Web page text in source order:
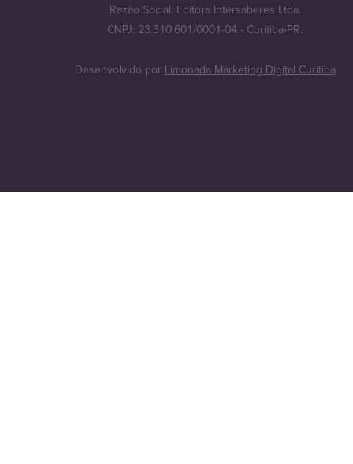
Razão Social: Editora Intersaberes Ltda.
CNPJ: 23.310.601/0001-04 - Curitiba-PR.
Desenvolvido por Limonada Marketing Digital Curitiba